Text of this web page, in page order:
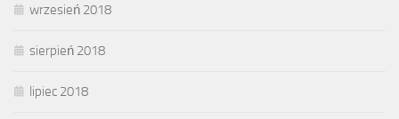
wrzesień 2018
sierpień 2018
lipiec 2018